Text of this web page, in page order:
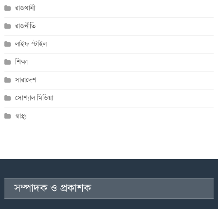
রাজধানী
রাজনীতি
লাইফ স্টাইল
শিক্ষা
সারাদেশ
সোশ্যাল মিডিয়া
স্বাস্থ্য
সম্পাদক ও প্রকাশক